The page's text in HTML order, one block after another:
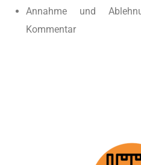
Annahme und
Kommentar